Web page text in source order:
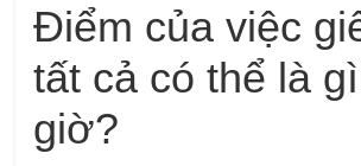
Điểm của việc
tất cả có thể là
giờ?